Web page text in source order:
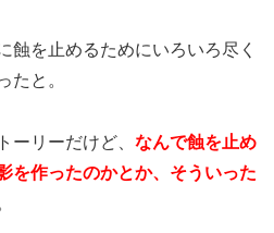
蝕を止めるためにいろいろ尽く
たと。
ーリーだけど、 なんで蝕を止め
を作ったのかとか、そういった